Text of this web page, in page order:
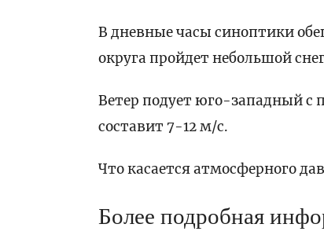
В дневные часы синоптики
округа пройдет небольшой
Ветер подует юго-западный с
составит 7-12 м/с.
Что касается атмосферного
Более подробная